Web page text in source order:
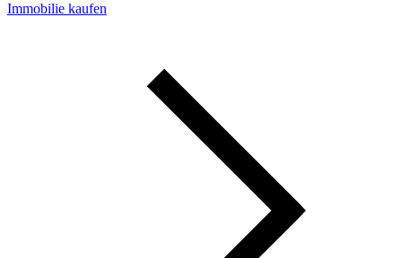
Immobilie kaufen